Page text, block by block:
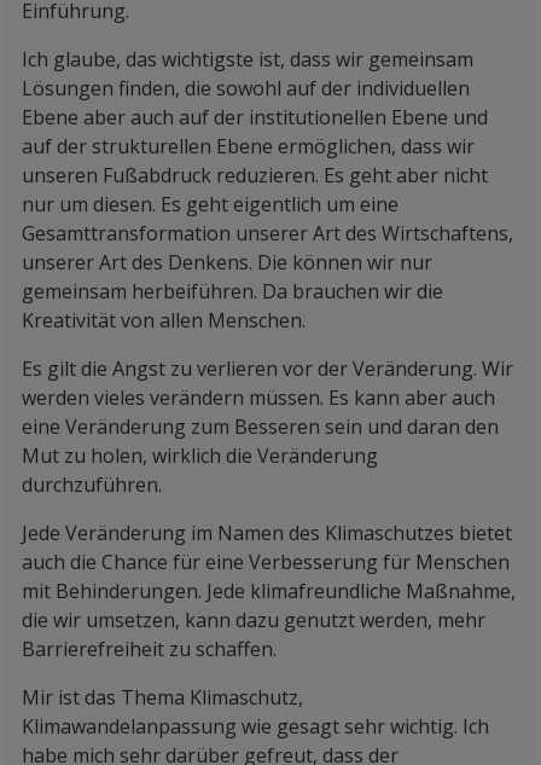
Einführung.
Ich glaube, das wichtigste ist, dass wir gemeinsam
Lösungen finden, die sowohl auf der individuellen
Ebene aber auch auf der institutionellen Ebene und
auf der strukturellen Ebene ermöglichen, dass wir
unseren Fußabdruck reduzieren. Es geht aber nicht
nur um diesen. Es geht eigentlich um eine
Gesamttransformation unserer Art des Wirtschaftens,
unserer Art des Denkens. Die können wir nur
gemeinsam herbeiführen. Da brauchen wir die
Kreativität von allen Menschen.
Es gilt die Angst zu verlieren vor der Veränderung. Wir
werden vieles verändern müssen. Es kann aber auch
eine Veränderung zum Besseren sein und daran den
Mut zu holen, wirklich die Veränderung
durchzuführen.
Jede Veränderung im Namen des Klimaschutzes bietet
auch die Chance für eine Verbesserung für Menschen
mit Behinderungen. Jede klimafreundliche Maßnahme,
die wir umsetzen, kann dazu genutzt werden, mehr
Barrierefreiheit zu schaffen.
Mir ist das Thema Klimaschutz,
Klimawandelanpassung wie gesagt sehr wichtig. Ich
habe mich sehr darüber gefreut, dass der